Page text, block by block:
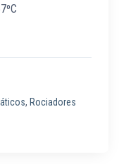
, Rociadores